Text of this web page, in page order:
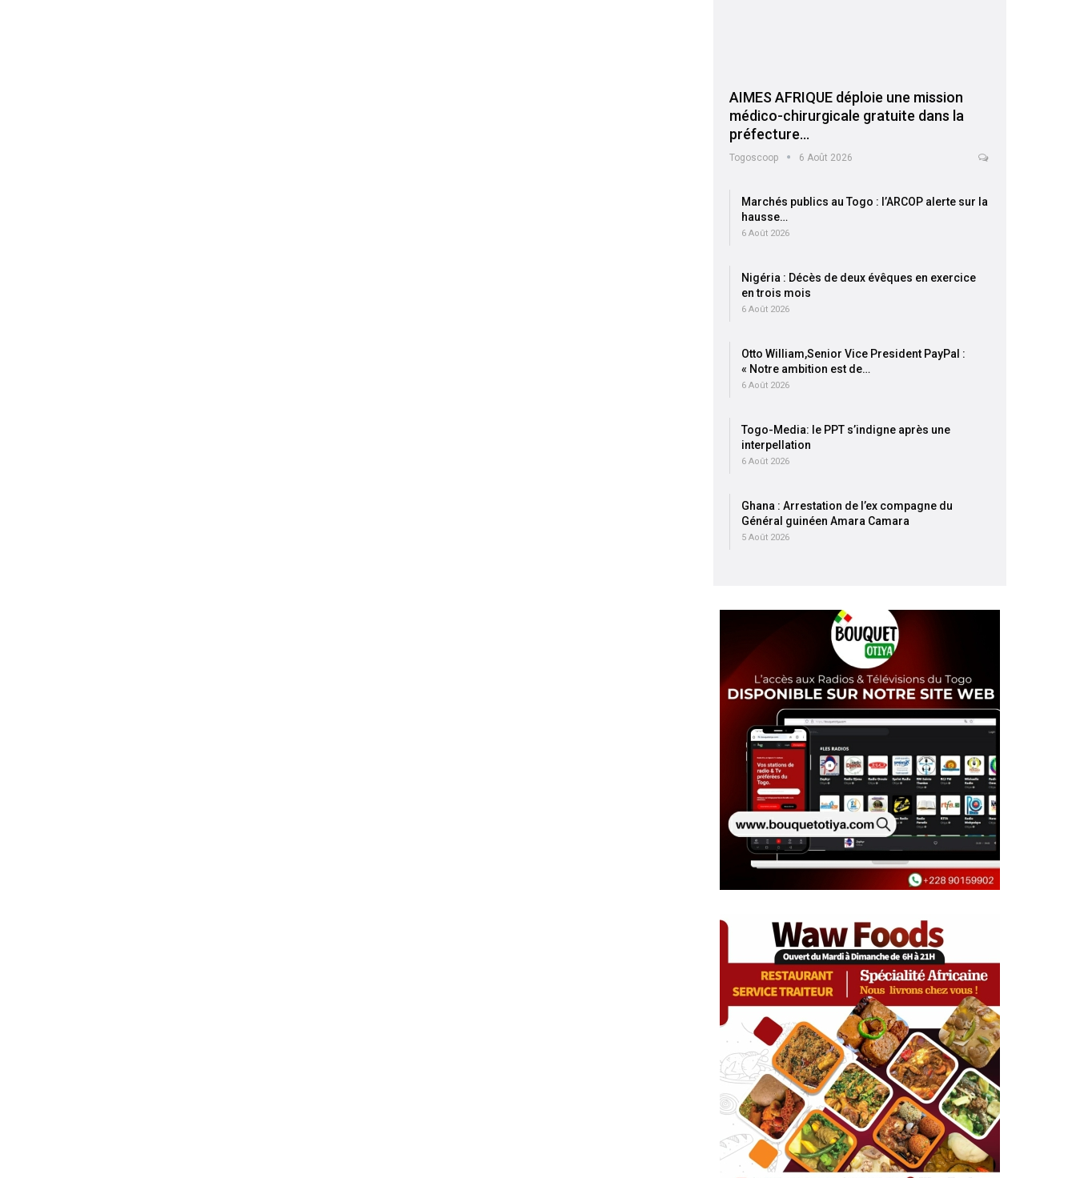
AIMES AFRIQUE déploie une mission
médico-chirurgicale gratuite dans la
préfecture…
Togoscoop 6 Août 2026
Marchés publics au Togo : l’ARCOP alerte sur la
hausse…
6 Août 2026
Nigéria : Décès de deux évêques en exercice
en trois mois
6 Août 2026
Otto William,Senior Vice President PayPal :
« Notre ambition est de…
6 Août 2026
Togo-Media: le PPT s’indigne après une
interpellation
6 Août 2026
Ghana : Arrestation de l’ex compagne du
Général guinéen Amara Camara
5 Août 2026